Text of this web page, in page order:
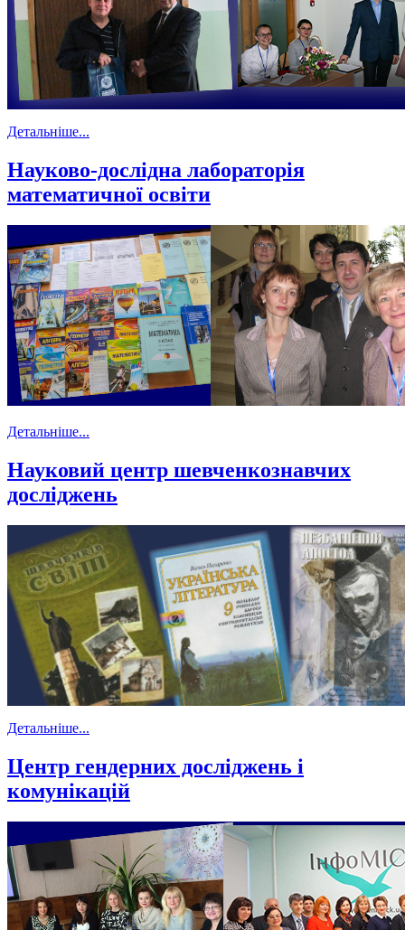
Детальніше...
Науково-дослідна лабораторія
математичної освіти
Детальніше...
Науковий центр шевченкознавчих
досліджень
Детальніше...
Центр гендерних досліджень і
комунікацій